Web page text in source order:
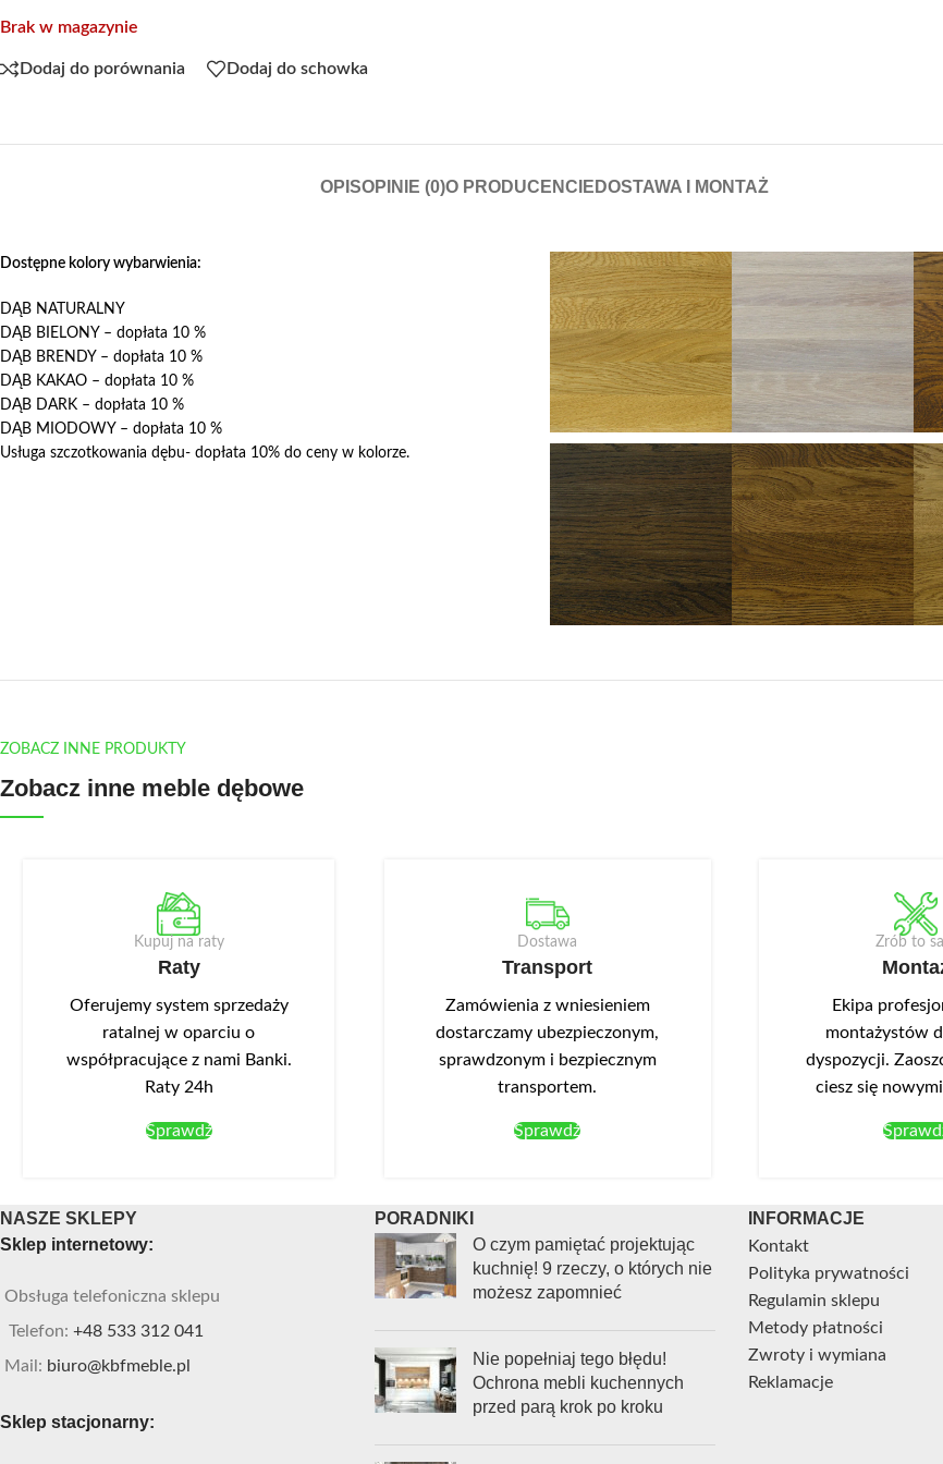
Brak w magazynie
Dodaj do porównania Dodaj do schowka
OPISOPINIE (0)O PRODUCENCIE DOSTAWA I MONTAŻ
Dostępne kolory wybarwienia:
DĄB NATURALNY
DĄB BIELONY – dopłata 10 %
DĄB BRENDY – dopłata 10 %
DĄB KAKAO – dopłata 10 %
DĄB DARK – dopłata 10 %
DĄB MIODOWY – dopłata 10 %
Usługa szczotkowania dębu- dopłata 10% do ceny w kolorze.
ZOBACZ INNE PRODUKTY
Zobacz inne meble dębowe
Kupuj na raty
Raty
Oferujemy system sprzedaży
ratalnej w oparciu o
współpracujące z nami Banki.
Raty 24h
Sprawdź
Dostawa
Transport
Zamówienia z wniesieniem
dostarczamy ubezpieczonym,
sprawdzonym i bezpiecznym
transportem.
Sprawdź
Zrób to
Ekipa
montażystów
dyspozycji.
ciesz się
NASZE SKLEPY
Sklep internetowy:
Obsługa telefoniczna sklepu
Telefon: +48 533 312 041
Mail: biuro@kbfmeble.pl
Sklep stacjonarny:
PORADNIKI
O czym pamiętać projektując
kuchnię! 9 rzeczy, o których nie
możesz zapomnieć
Nie popełniaj tego błędu!
Ochrona mebli kuchennych
przed parą krok po kroku
INFORMACJE
Kontakt
Polityka prywatności
Regulamin sklepu
Metody płatności
Zwroty i wymiana
Reklamacje